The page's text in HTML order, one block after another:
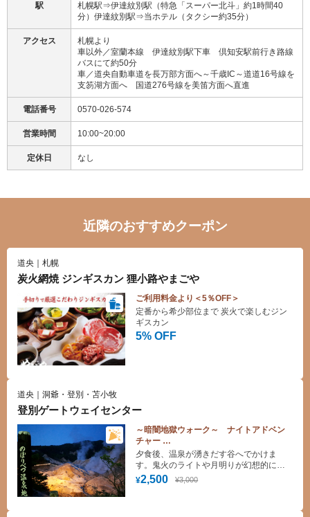
駅
札幌駅⇒伊達紋別駅（特急「スーパー北斗」約1時間40
分）伊達紋別駅⇒当ホテル（タクシー約35分）
アクセス
札幌より
車以外／室蘭本線 伊達紋別駅下車 倶知安駅前行き路線
バスにて約50分
車／道央自動車道を長万部方面へ～千歳IC～道道16号線を
支笏湖方面へ 国道276号線を美笛方面へ直進
電話番号 0570-026-574
営業時間 10:00~20:00
定休日 なし
近隣のおすすめクーポン
道央｜札幌
炭火網焼 ジンギスカン 狸小路やまごや
ご利用料金より＜5％OFF＞
5% OFF
定番から希少部位まで 炭火で楽しむジン
ギスカン
道央｜洞爺・登別・苫小牧
登別ゲートウェイセンター
～暗闇地獄ウォーク～ ナイトアドベン
チャー
ガイドツアー割引！
（予約制：5日前まで 2名様以上 期
間：2025年4月～2027年3月）
¥2,500 ¥3,000
夕食後、温泉が湧きだす谷へでかけま
す。鬼火のライトや月明りが幻想的に地
獄谷を演出します。運が良ければ満天の
星空や野生動物にもであえるかも・・・